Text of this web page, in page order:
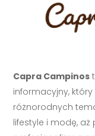
Capra Campinos
informacyjny,
różnorodnych
lifestyle i modę,